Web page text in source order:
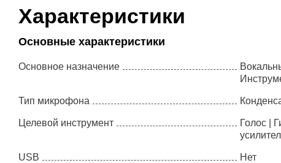
Характеристики
Основные характеристики
Основное назначение
Тип микрофона
Целевой инструмент
Голос |
USB Нет